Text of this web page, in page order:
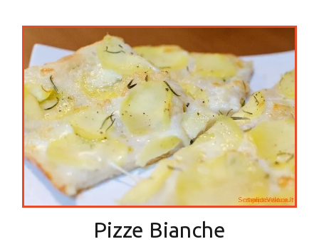
Pizze Bianche